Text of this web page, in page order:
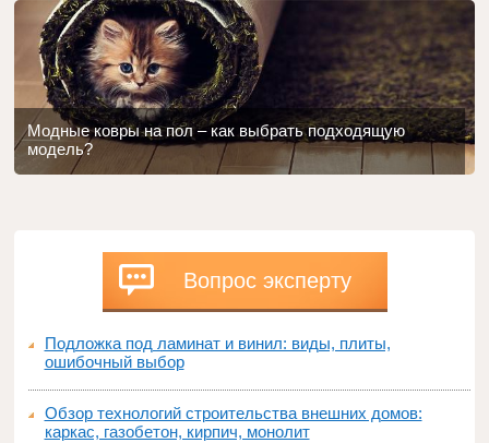
Модные ковры на пол – как выбрать подходящую
модель?
Вопрос эксперту
Подложка под ламинат и винил: виды, плиты,
ошибочный выбор
Обзор технологий строительства внешних домов:
каркас, газобетон, кирпич, монолит